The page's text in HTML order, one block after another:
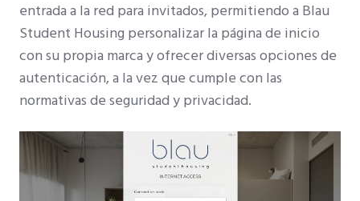
entrada a la red para invitados, permitiendo a Blau
Student Housing personalizar la página de inicio
con su propia marca y ofrecer diversas opciones de
autenticación, a la vez que cumple con las
normativas de seguridad y privacidad.